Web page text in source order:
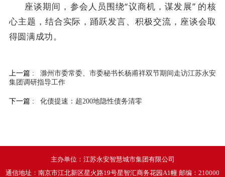
座谈期间，参会人员围绕“议商机，谋发展” 的核
心主题，结合实际，踊跃发言、积极交流，座谈会取
得圆满成功。
上一篇 : 滁州市委常委、市委秘书长杨甫祥双节期间走访江苏永安
集团调研指导工作
下一篇 : 化债提速：超200地隐性债务清零
主办单位：江苏永安智慧城市集团有限公司
通信地址：南京市江北新区星火路19号星智汇商务花园A1幢 邮编：210000